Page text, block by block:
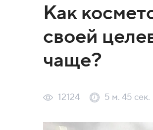
Как
своей
чаще?
12124 5 м. 45 сек.